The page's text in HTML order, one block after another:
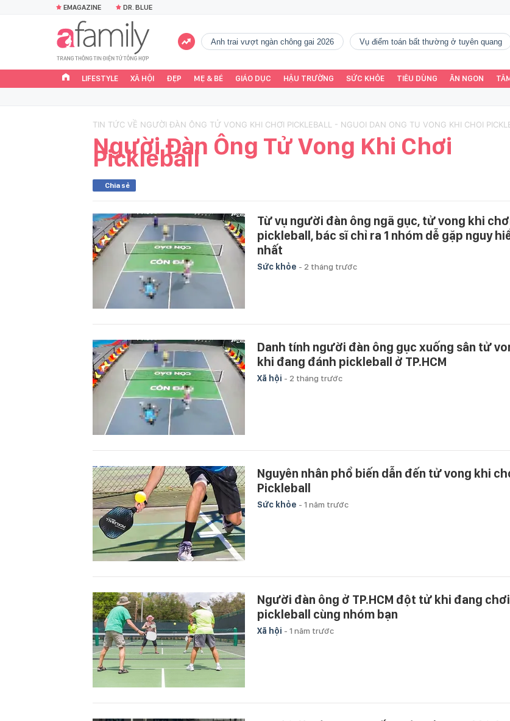
EMAGAZINE DR. BLUE
Anh trai vượt ngàn chông gai 2026 vụ điểm toán bất thường ở tuyên quang
LIFESTYLE XÃ HỘI ĐẸP MẸ & BÉ GIÁO DỤC HẬU TRƯỜNG SỨC KHỎE TIÊU DÙNG ĂN NGON
TIN TỨC VỀ NGƯỜI ĐÀN ÔNG TỬ VONG KHI CHƠI PICKLEBALL - NGUOI DAN ONG TU VONG KHI CHOI
Người Đàn Ông Tử Vong Khi Chơi
Pickleball
Chia sẻ
Từ vụ người đàn ông ngã gục, tử vong khi
pickleball, bác sĩ chỉ ra 1 nhóm dễ gặp nguy
nhất
Sức khỏe - 2 tháng trước
Danh tính người đàn ông gục xuống sân tử
khi đang đánh pickleball ở TP.HCM
Xã hội - 2 tháng trước
Nguyên nhân phổ biến dẫn đến tử vong khi
Pickleball
Sức khỏe - 1 năm trước
Người đàn ông ở TP.HCM đột tử khi đang chơi
pickleball cùng nhóm bạn
Xã hội - 1 năm trước